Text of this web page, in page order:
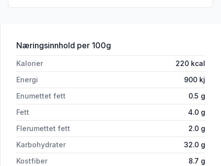
Næringsinnhold for 'Ingers Rugbrød 800g Nøtterø
per 100g
Kalorier 220 kcal
Energi
900 kj
Enumettet fett
0.5 g
Fett
4.0 g
Flerumettet fett
2.0 g
Karbohydrater
32.0 g
Kostfiber
8.7 g